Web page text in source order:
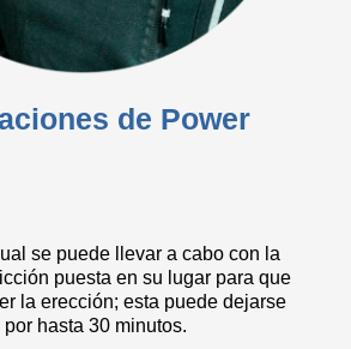
de Power
se puede llevar a cabo con la
puesta en su lugar para que
la erección; esta puede dejarse
hasta 30 minutos.